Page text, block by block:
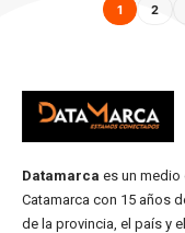
1 2
Datamarca es un
Catamarca con 15 años
de la provincia, el país y